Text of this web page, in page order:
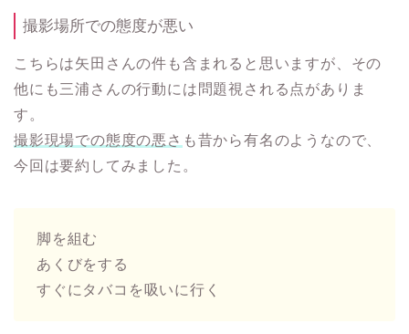
撮影場所での態度が悪い
こちらは矢田さんの件も含まれると思いますが、その
他にも三浦さんの行動には問題視される点がありま
す。
撮影現場での態度の悪さ も昔から有名のようなので、
今回は要約してみました。
脚を組む
あくびをする
すぐにタバコを吸いに行く